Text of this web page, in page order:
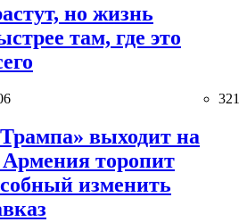
но жизнь
там, где это
321
выходит на
торопит
изменить